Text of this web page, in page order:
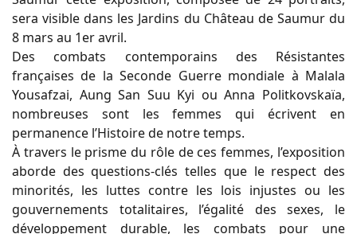
sera visible dans les Jardins du Château de Saumur du
8 mars au 1er avril.
Des combats contemporains des Résistantes
françaises de la Seconde Guerre mondiale à Malala
Yousafzai, Aung San Suu Kyi ou Anna Politkovskaïa,
nombreuses sont les femmes qui écrivent en
permanence l’Histoire de notre temps.
À travers le prisme du rôle de ces femmes, l’exposition
aborde des questions-clés telles que le respect des
minorités, les luttes contre les lois injustes ou les
gouvernements totalitaires, l’égalité des sexes, le
développement durable, les combats pour une